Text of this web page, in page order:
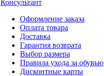
Консультант
Оформление заказа
Оплата товара
Доставка
Гарантия возврата
Выбор размера
Правила ухода за обувью
Дисконтные карты